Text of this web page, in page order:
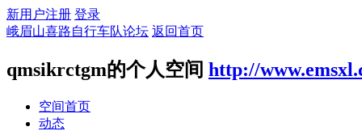
新用户注册 登录
峨眉山喜路自行车队论坛 返回首页
qmsikrctgm的个人空间 http://
空间首页
动态